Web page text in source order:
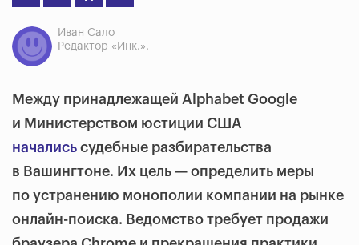
Иван Сало
Редактор «Инк.».
Между принадлежащей Alphabet Google
и Министерством юстиции США
начались судебные разбирательства
в Вашингтоне. Их цель — определить меры
по устранению монополии компании на рынке
онлайн-поиска. Ведомство требует продажи